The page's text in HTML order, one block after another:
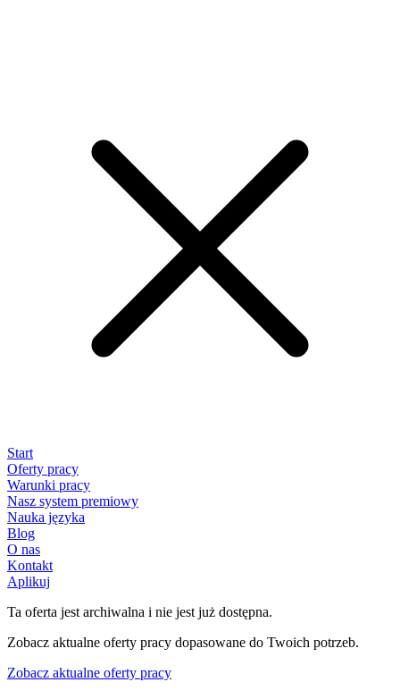
Start
Oferty pracy
Warunki pracy
Nasz system premiowy
Nauka języka
Blog
O nas
Kontakt
Aplikuj
Ta oferta jest archiwalna i nie jest już dostępna.
Zobacz aktualne oferty pracy dopasowane do Twoich potrzeb.
Zobacz aktualne oferty pracy